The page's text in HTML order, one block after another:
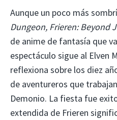
Aunque un poco más
Dungeon, Frieren: Beyond
de anime de fantasía que
espectáculo sigue al Elven
reflexiona sobre los diez
de aventureros que
Demonio. La fiesta fue
extendida de Frieren